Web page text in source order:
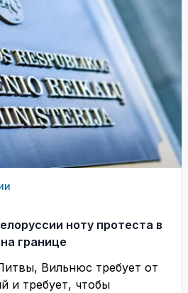
ноту протеста в
границе
Вильнюс требует от
и требует, чтобы